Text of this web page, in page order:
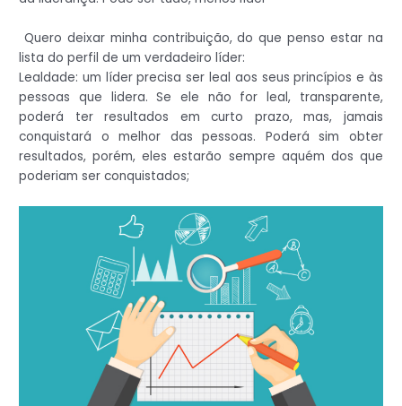
Quero deixar minha contribuição, do que penso estar na
lista do perfil de um verdadeiro líder:
Lealdade: um líder precisa ser leal aos seus princípios e às
pessoas que lidera. Se ele não for leal, transparente,
poderá ter resultados em curto prazo, mas, jamais
conquistará o melhor das pessoas. Poderá sim obter
resultados, porém, eles estarão sempre aquém dos que
poderiam ser conquistados;